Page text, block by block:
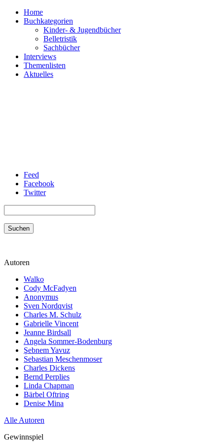
Home
Buchkategorien
Kinder- & Jugendbücher
Belletristik
Sachbücher
Interviews
Themenlisten
Aktuelles
Feed
Facebook
Twitter
Suchen
Autoren
Walko
Cody McFadyen
Anonymus
Sven Nordqvist
Charles M. Schulz
Gabrielle Vincent
Jeanne Birdsall
Angela Sommer-Bodenburg
Şebnem Yavuz‎
Sebastian Meschenmoser
Charles Dickens
Bernd Perplies
Linda Chapman
Bärbel Oftring
Denise Mina
Alle Autoren
Gewinnspiel